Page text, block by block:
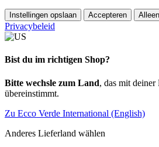
Instellingen opslaan Accepteren
Privacybeleid
Bist du im richtigen Shop?
Bitte wechsle zum Land, das mit deiner
übereinstimmt.
Zu Ecco Verde International (English)
Anderes Lieferland wählen